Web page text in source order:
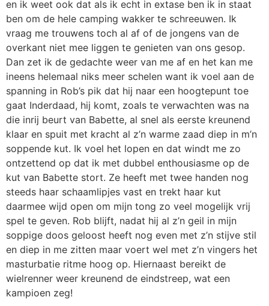
en ik weet ook dat als ik echt in extase ben ik in staat
ben om de hele camping wakker te schreeuwen. Ik
vraag me trouwens toch al af of de jongens van de
overkant niet mee liggen te genieten van ons gesop.
Dan zet ik de gedachte weer van me af en het kan me
ineens helemaal niks meer schelen want ik voel aan de
spanning in Rob’s pik dat hij naar een hoogtepunt toe
gaat Inderdaad, hij komt, zoals te verwachten was na
die inrij beurt van Babette, al snel als eerste kreunend
klaar en spuit met kracht al z’n warme zaad diep in m’n
soppende kut. Ik voel het lopen en dat windt me zo
ontzettend op dat ik met dubbel enthousiasme op de
kut van Babette stort. Ze heeft met twee handen nog
steeds haar schaamlipjes vast en trekt haar kut
daarmee wijd open om mijn tong zo veel mogelijk vrij
spel te geven. Rob blijft, nadat hij al z’n geil in mijn
soppige doos geloost heeft nog even met z’n stijve stil
en diep in me zitten maar voert wel met z’n vingers het
masturbatie ritme hoog op. Hiernaast bereikt de
wielrenner weer kreunend de eindstreep, wat een
kampioen zeg!